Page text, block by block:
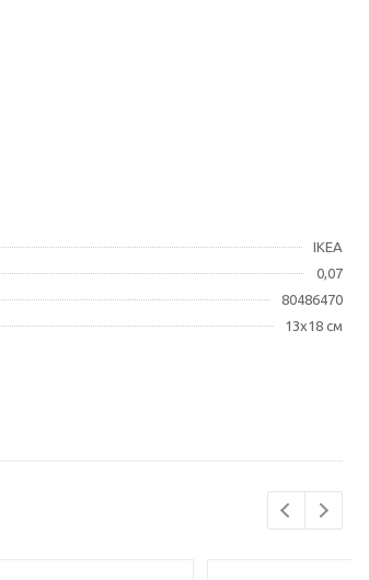
IKEA
0,07
80486470
13x18 см